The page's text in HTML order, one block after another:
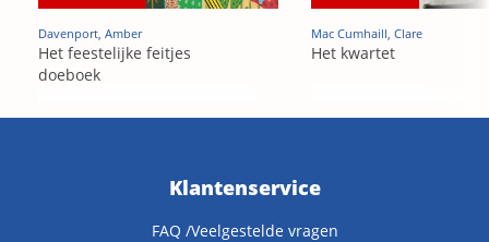
Davenport, Amber
Het feestelijke feitjes
doeboek
Mac Cumhaill, Clare
Het kwartet
Klantenservice
FAQ /Veelgestelde vragen